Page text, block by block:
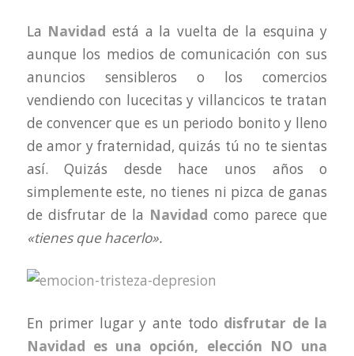
La Navidad está a la vuelta de la esquina y
aunque los medios de comunicación con sus
anuncios sensibleros o los comercios
vendiendo con lucecitas y villancicos te tratan
de convencer que es un periodo bonito y lleno
de amor y fraternidad, quizás tú no te sientas
así. Quizás desde hace unos años o
simplemente este, no tienes ni pizca de ganas
de disfrutar de la Navidad como parece que
«tienes que hacerlo».
En primer lugar y ante todo disfrutar de la
Navidad es una opción, elección NO una